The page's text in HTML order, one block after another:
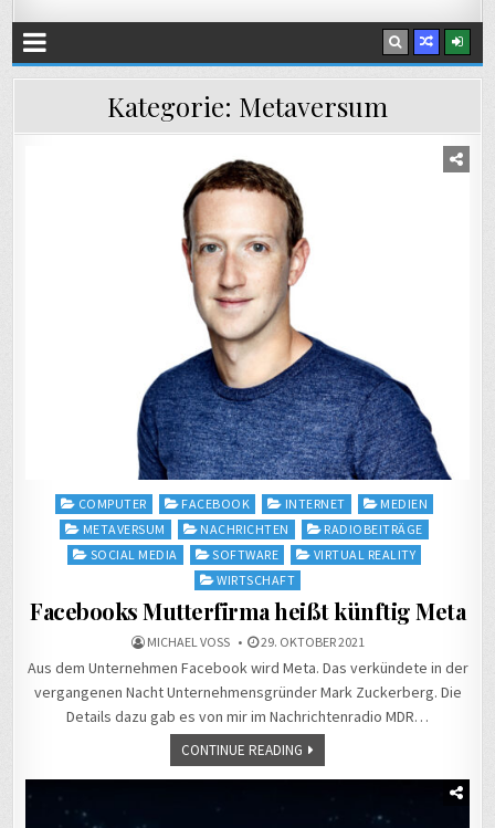
Kategorie: Metaversum
Posted
in
COMPUTER FACEBOOK INTERNET
MEDIEN
METAVERSUM
NACHRICHTEN
RADIOBEITRÄGE
SOCIAL MEDIA
SOFTWARE
VIRTUAL REALITY
WIRTSCHAFT
Facebooks Mutterfirma heißt künftig Meta
MICHAEL VOSS 29. OKTOBER 2021
Aus dem Unternehmen Facebook wird Meta. Das verkündete in der
vergangenen Nacht Unternehmensgründer Mark Zuckerberg. Die
Details dazu gab es von mir im Nachrichtenradio MDR…
CONTINUE READING